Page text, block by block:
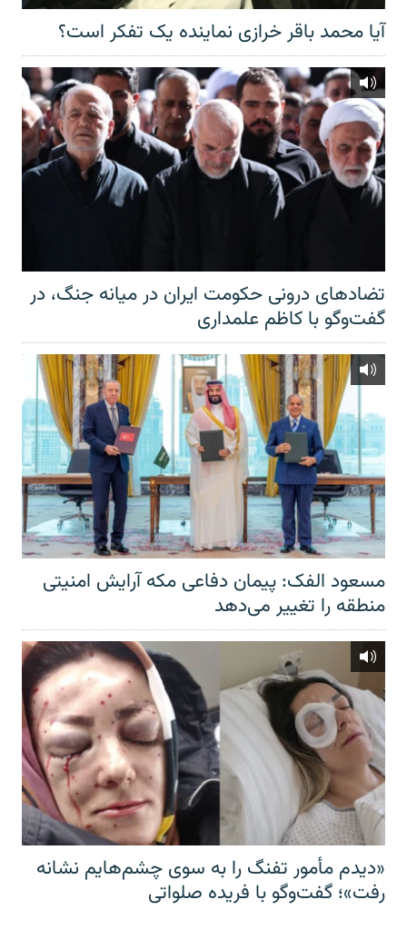
آیا محمد باقر خرازی نماینده یک تفکر است؟
تضادهای درونی حکومت ایران در میانه جنگ، در
گفت‌‌وگو با کاظم علمداری
مسعود الفک: پیمان دفاعی مکه آرایش امنیتی
منطقه را تغییر می‌دهد
«دیدم مأمور تفنگ را به سوی چشم‌هایم نشانه
رفت»؛ گفت‌و‌گو با فریده صلواتی